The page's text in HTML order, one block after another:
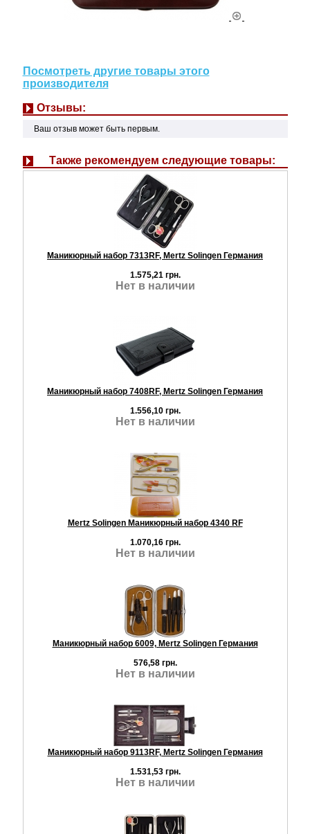
Посмотреть другие товары этого
производителя
Отзывы:
Ваш отзыв может быть первым.
Также рекомендуем следующие товары:
Маникюрный набор 7313RF, Mertz Solingen Германия
1.575,21 грн.
Нет в наличии
Маникюрный набор 7408RF, Mertz Solingen Германия
1.556,10 грн.
Нет в наличии
Mertz Solingen Маникюрный набор 4340 RF
1.070,16 грн.
Нет в наличии
Маникюрный набор 6009, Mertz Solingen Германия
576,58 грн.
Нет в наличии
Маникюрный набор 9113RF, Mertz Solingen Германия
1.531,53 грн.
Нет в наличии